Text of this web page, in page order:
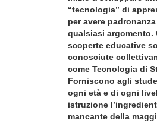
“tecnologia” di
per avere
qualsiasi argomento.
scoperte educative
conosciute
come Tecnologia di
Forniscono agli
ogni età e di ogni
istruzione
mancante della